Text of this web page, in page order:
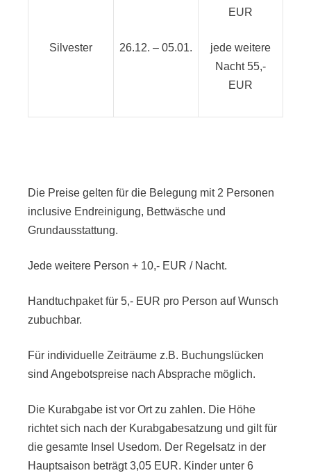
Silvester 26.12. – 05.01.
EUR
jede weitere
Nacht 55,-
EUR
Die Preise gelten für die Belegung mit 2 Personen
inclusive Endreinigung, Bettwäsche und
Grundausstattung.
Jede weitere Person + 10,- EUR / Nacht.
Handtuchpaket für 5,- EUR pro Person auf Wunsch
zubuchbar.
Für individuelle Zeiträume z.B. Buchungslücken
sind Angebotspreise nach Absprache möglich.
Die Kurabgabe ist vor Ort zu zahlen. Die Höhe
richtet sich nach der Kurabgabesatzung und gilt für
die gesamte Insel Usedom. Der Regelsatz in der
Hauptsaison beträgt 3,05 EUR. Kinder unter 6